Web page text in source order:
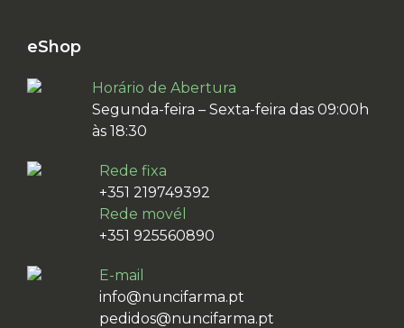
eShop
Horário de Abertura
Segunda-feira – Sexta-feira das 09:00h
às 18:30
Rede fixa
+351 219749392
Rede movél
+351 925560890
E-mail
info@nuncifarma.pt
pedidos@nuncifarma.pt